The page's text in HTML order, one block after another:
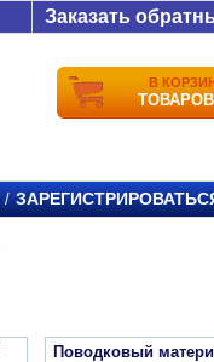
Заказать
В
ТОВАРОВ
/
Поводковый